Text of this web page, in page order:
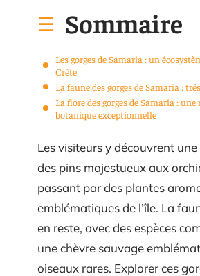
Sommaire
Les gorges de Samaria : un
Crète
La faune des gorges de Samaria :
La flore des gorges de Samaria : une
botanique exceptionnelle
Les visiteurs y découvrent
des pins majestueux aux
passant par des plantes
emblématiques de l’île. La
en reste, avec des espèces
une chèvre sauvage
oiseaux rares. Explorer ces